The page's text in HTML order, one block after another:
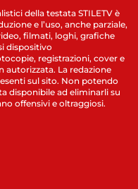
della testata STILETV è
e l’uso, anche parziale,
filmati, loghi, grafiche
dispositivo
registrazioni, cover e
autorizzata. La redazione
sul sito. Non potendo
disponibile ad eliminarli su
offensivi e oltraggiosi.